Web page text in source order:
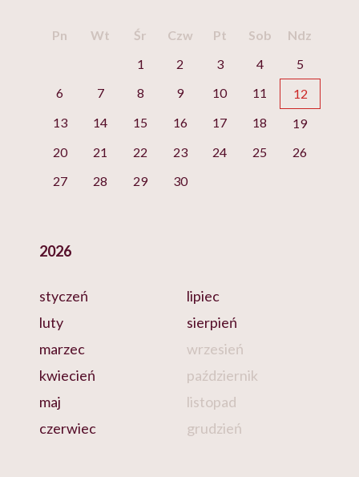
Pn Wt Śr Czw Pt Sob
Ndz
1
2 3 4
5
6
7 8 9 10 11
12
13
14 15 16 17 18
19
20
21 22 23 24 25
26
27
28 29 30
2026
styczeń
luty
marzec
kwiecień
maj
czerwiec
lipiec
sierpień
wrzesień
październik
listopad
grudzień